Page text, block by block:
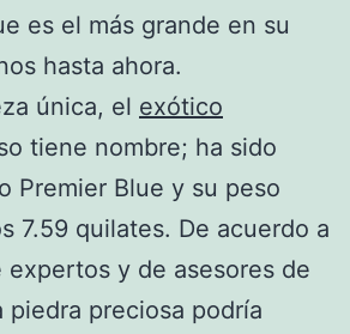
es el más grande en su
hasta ahora.
única, el exótico
tiene nombre; ha sido
Premier Blue y su peso
7.59 quilates. De acuerdo a
expertos y de asesores de
piedra preciosa podría